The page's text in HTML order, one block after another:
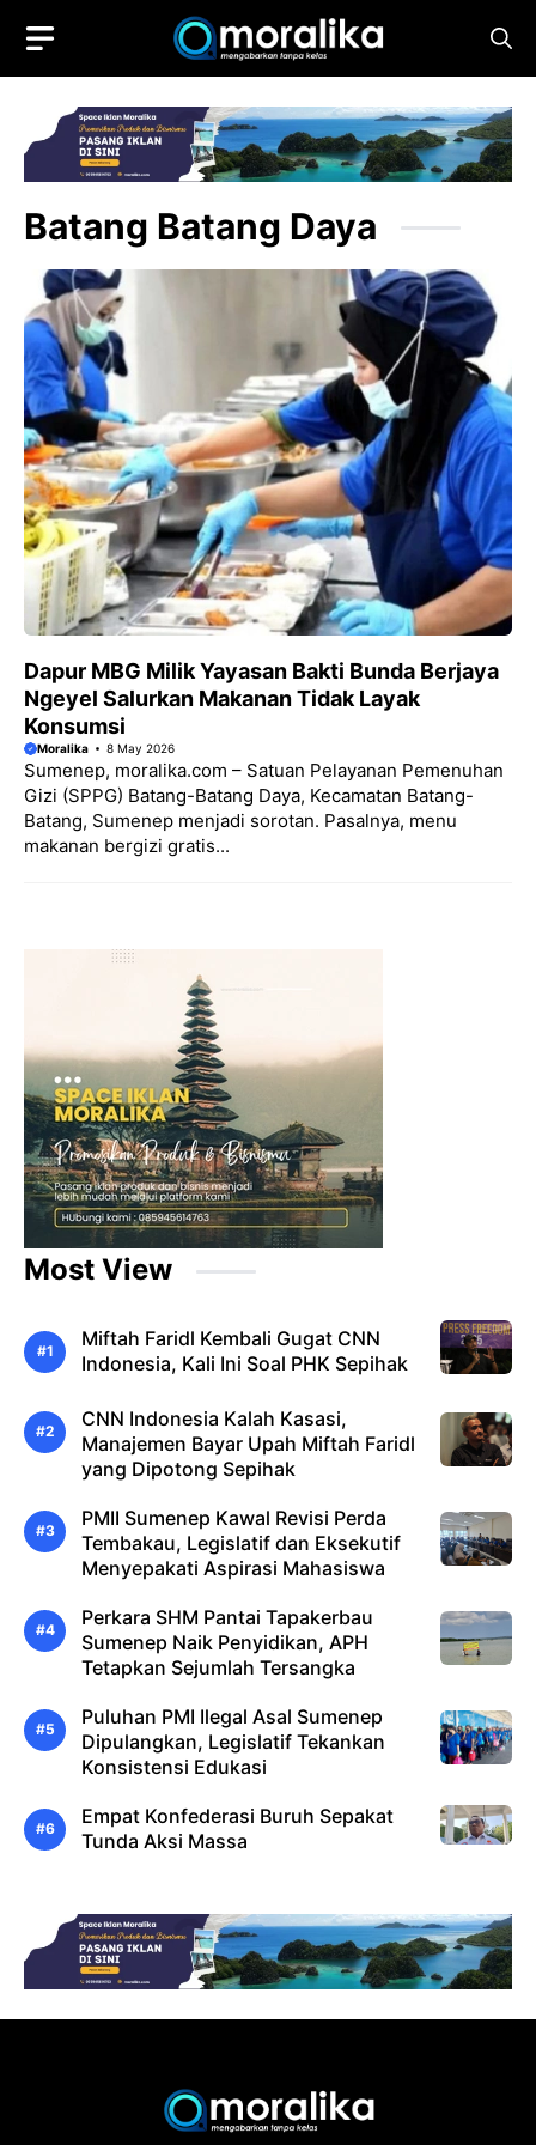
content
Batang Batang Daya
Dapur MBG Milik Yayasan Bakti Bunda Berjaya
Ngeyel Salurkan Makanan Tidak Layak
Konsumsi
Moralika 8 May 2026
Sumenep, moralika.com – Satuan Pelayanan Pemenuhan
Gizi (SPPG) Batang-Batang Daya, Kecamatan Batang-
Batang, Sumenep menjadi sorotan. Pasalnya, menu
makanan bergizi gratis...
Most View
Miftah Faridl Kembali Gugat CNN
Indonesia, Kali Ini Soal PHK Sepihak
CNN Indonesia Kalah Kasasi,
Manajemen Bayar Upah Miftah Faridl
yang Dipotong Sepihak
PMII Sumenep Kawal Revisi Perda
Tembakau, Legislatif dan Eksekutif
Menyepakati Aspirasi Mahasiswa
Perkara SHM Pantai Tapakerbau
Sumenep Naik Penyidikan, APH
Tetapkan Sejumlah Tersangka
Puluhan PMI Ilegal Asal Sumenep
Dipulangkan, Legislatif Tekankan
Konsistensi Edukasi
Empat Konfederasi Buruh Sepakat
Tunda Aksi Massa